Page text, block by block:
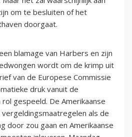
om te besluiten of het
doorgaat.
blamage van Harbers en zijn
wordt om de krimp uit
van de Europese Commissie
druk vanuit de
gespeeld. De Amerikaanse
als de
door zou gaan en Amerikaanse